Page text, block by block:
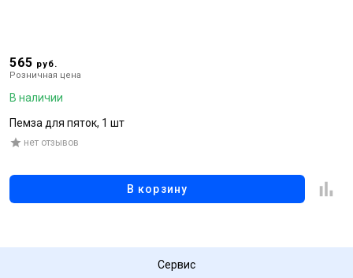
565 руб.
Розничная цена
В наличии
Пемза для пяток, 1 шт
нет отзывов
В корзину
Сервис